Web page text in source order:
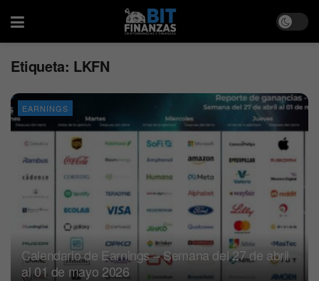
Etiqueta: LKFN
EARNINGS
Calendario de Earnings – Semana del 27 de abril
al 01 de mayo 2026